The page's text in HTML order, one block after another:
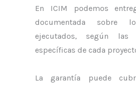
En ICIM podemos
documentada sobre
ejecutados, según las
específicas de cada
La garantía puede